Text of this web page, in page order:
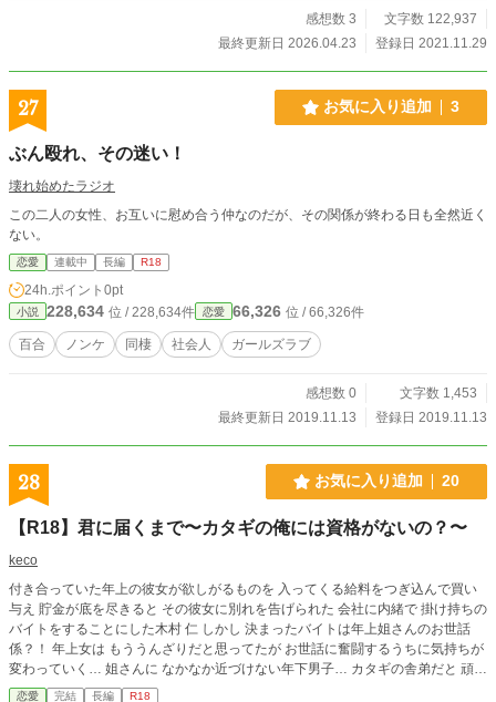
感想数 3
文字数 122,937
最終更新日 2026.04.23
登録日 2021.11.29
27 お気に入り追加 3
ぶん殴れ、その迷い！
壊れ始めたラジオ
この二人の女性、お互いに慰め合う仲なのだが、その関係が終わる日も全然近く
ない。
恋愛 連載中 長編 R18
24h.ポイント 0pt
小説 228,634 位 / 228,634件 恋愛 66,326 位 / 66,326件
百合 ノンケ 同棲 社会人 ガールズラブ
感想数 0
文字数 1,453
最終更新日 2019.11.13
登録日 2019.11.13
28 お気に入り追加 20
【R18】君に届くまで〜カタギの俺には資格がないの？〜
keco
付き合っていた年上の彼女が欲しがるものを 入ってくる給料をつぎ込んで買い
与え 貯金が底を尽きると その彼女に別れを告げられた 会社に内緒で 掛け持ちの
バイトをすることにした木村 仁 しかし 決まったバイトは年上姐さんのお世話
係？！ 年上女は もううんざりだと思ってたが お世話に奮闘するうちに気持ちが
変わっていく… 姐さんに なかなか近づけない年下男子… カタギの舎弟だと 頑な
に距離を置こうとする年上姐さん… この2人、どうなるん？ 色んな障害を乗り
恋愛 完結 長編 R18